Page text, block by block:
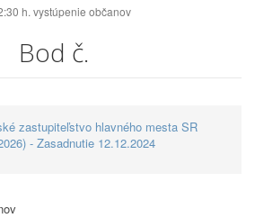
h. vystúpenie občanov
Bod č.
zastupiteľstvo hlavného mesta SR
- Zasadnutie 12.12.2024